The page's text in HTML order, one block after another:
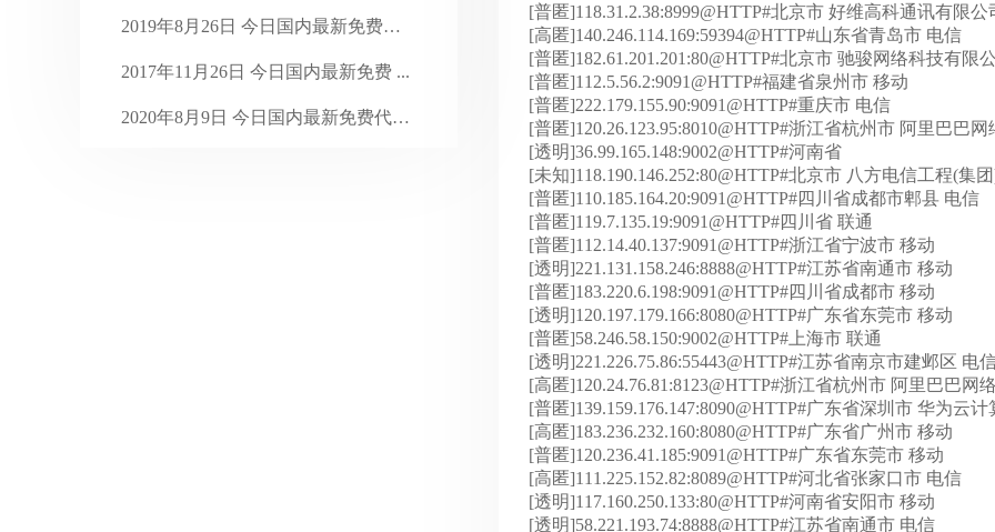
31 2024年1月
31 2023年12月
30 2023年11月
2019年8月26日 今日国内最新免费代 ...
2017年11月26日 今日国内最新免费 ...
2020年8月9日 今日国内最新免费代理 ...
[普匿]118.31.2.38:8999@HTTP#北京市 好维高科通讯有限公
[高匿]140.246.114.169:59394@HTTP#山东省青岛市 电信
[普匿]182.61.201.201:80@HTTP#北京市 驰骏网络科技有限
[普匿]112.5.56.2:9091@HTTP#福建省泉州市 移动
[普匿]222.179.155.90:9091@HTTP#重庆市 电信
[普匿]120.26.123.95:8010@HTTP#浙江省杭州市 阿里巴巴
[透明]36.99.165.148:9002@HTTP#河南省
[未知]118.190.146.252:80@HTTP#北京市 八方电信工程(集
[普匿]110.185.164.20:9091@HTTP#四川省成都市郫县 电信
[普匿]119.7.135.19:9091@HTTP#四川省 联通
[普匿]112.14.40.137:9091@HTTP#浙江省宁波市 移动
[透明]221.131.158.246:8888@HTTP#江苏省南通市 移动
[普匿]183.220.6.198:9091@HTTP#四川省成都市 移动
[透明]120.197.179.166:8080@HTTP#广东省东莞市 移动
[普匿]58.246.58.150:9002@HTTP#上海市 联通
[透明]221.226.75.86:55443@HTTP#江苏省南京市建邺区 电
[高匿]120.24.76.81:8123@HTTP#浙江省杭州市 阿里巴巴网
[普匿]139.159.176.147:8090@HTTP#广东省深圳市 华为云计
[高匿]183.236.232.160:8080@HTTP#广东省广州市 移动
[普匿]120.236.41.185:9091@HTTP#广东省东莞市 移动
[高匿]111.225.152.82:8089@HTTP#河北省张家口市 电信
[透明]117.160.250.133:80@HTTP#河南省安阳市 移动
[透明]58.221.193.74:8888@HTTP#江苏省南通市 电信